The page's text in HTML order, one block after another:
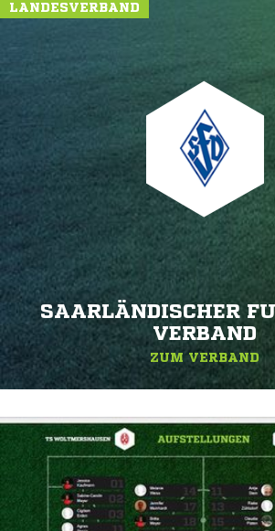
LANDESVERBAND
SAARLÄNDISCHER
ERBAND
ZUM VERBAND